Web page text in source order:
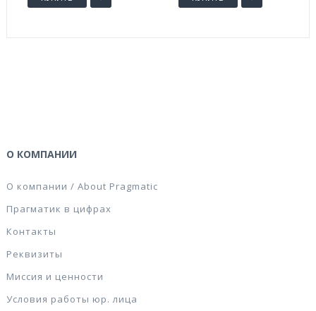
О КОМПАНИИ
О компании / About Pragmatic
Прагматик в цифрах
Контакты
Реквизиты
Миссия и ценности
Условия работы юр. лица